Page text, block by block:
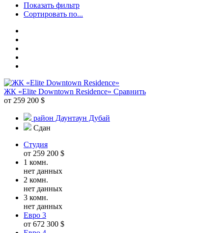
Показать фильтр
Сортировать по...
ЖК «Elite Downtown Residence» Сравнить
от 259 200 $
район Даунтаун Дубай
Сдан
Студия
от 259 200 $
1 комн.
нет данных
2 комн.
нет данных
3 комн.
нет данных
Евро 3
от 672 300 $